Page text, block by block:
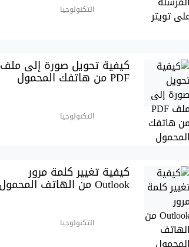
التكنولوجيا
كيفية تحويل صورة إلى ملف
PDF من هاتفك المحمول
التكنولوجيا
كيفية تغيير كلمة مرور
Outlook من الهاتف المحمول
التكنولوجيا